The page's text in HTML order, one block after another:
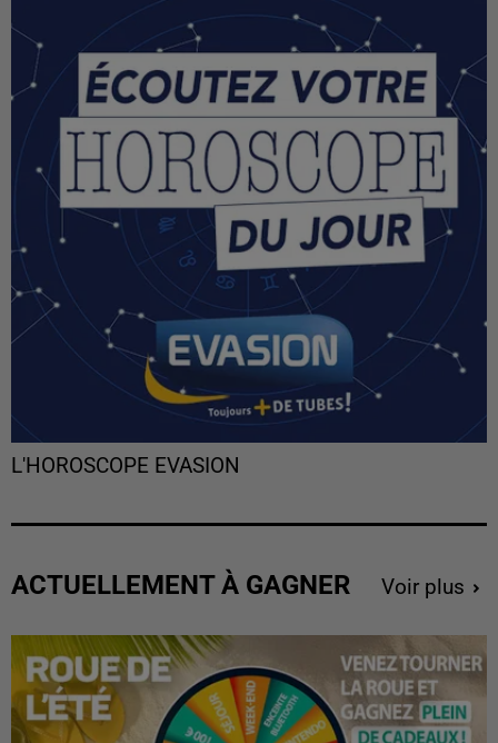
L'HOROSCOPE EVASION
ACTUELLEMENT À GAGNER Voir plus